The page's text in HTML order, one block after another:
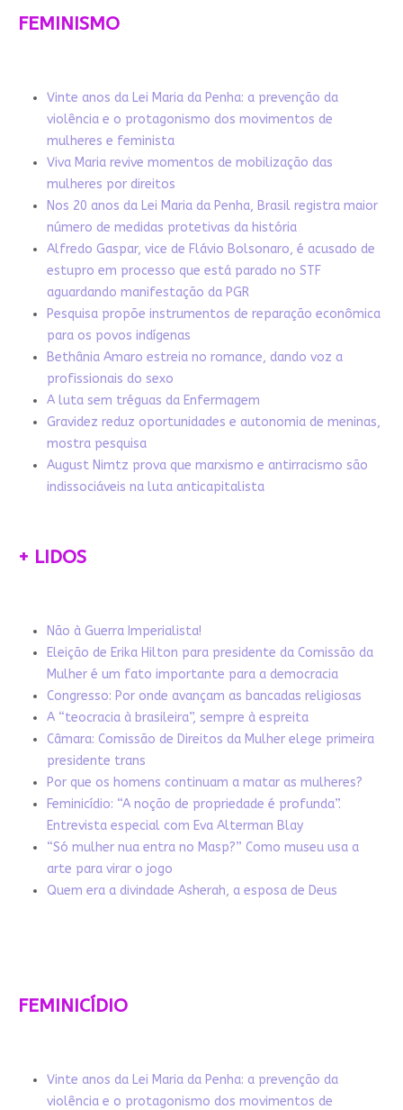
FEMINISMO
Vinte anos da Lei Maria da Penha: a prevenção da
violência e o protagonismo dos movimentos de
mulheres e feminista
Viva Maria revive momentos de mobilização das
mulheres por direitos
Nos 20 anos da Lei Maria da Penha, Brasil registra maior
número de medidas protetivas da história
Alfredo Gaspar, vice de Flávio Bolsonaro, é acusado de
estupro em processo que está parado no STF
aguardando manifestação da PGR
Pesquisa propõe instrumentos de reparação econômica
para os povos indígenas
Bethânia Amaro estreia no romance, dando voz a
profissionais do sexo
A luta sem tréguas da Enfermagem
Gravidez reduz oportunidades e autonomia de meninas,
mostra pesquisa
August Nimtz prova que marxismo e antirracismo são
indissociáveis na luta anticapitalista
+ LIDOS
Não à Guerra Imperialista!
Eleição de Erika Hilton para presidente da Comissão da
Mulher é um fato importante para a democracia
Congresso: Por onde avançam as bancadas religiosas
A “teocracia à brasileira”, sempre à espreita
Câmara: Comissão de Direitos da Mulher elege primeira
presidente trans
Por que os homens continuam a matar as mulheres?
Feminicídio: “A noção de propriedade é profunda”.
Entrevista especial com Eva Alterman Blay
“Só mulher nua entra no Masp?” Como museu usa a
arte para virar o jogo
Quem era a divindade Asherah, a esposa de Deus
FEMINICÍDIO
Vinte anos da Lei Maria da Penha: a prevenção da
violência e o protagonismo dos movimentos de